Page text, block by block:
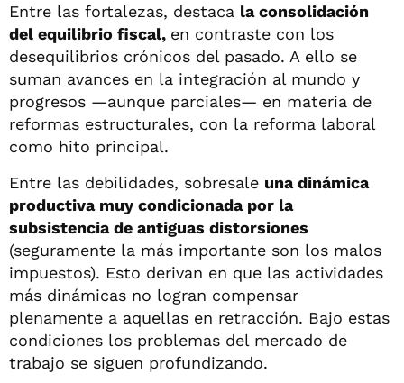
Entre las fortalezas, destaca la consolidación
del equilibrio fiscal, en contraste con los
desequilibrios crónicos del pasado. A ello se
suman avances en la integración al mundo y
progresos —aunque parciales— en materia de
reformas estructurales, con la reforma laboral
como hito principal.
Entre las debilidades, sobresale una dinámica
productiva muy condicionada por la
subsistencia de antiguas distorsiones
(seguramente la más importante son los malos
impuestos). Esto derivan en que las actividades
más dinámicas no logran compensar
plenamente a aquellas en retracción. Bajo estas
condiciones los problemas del mercado de
trabajo se siguen profundizando.